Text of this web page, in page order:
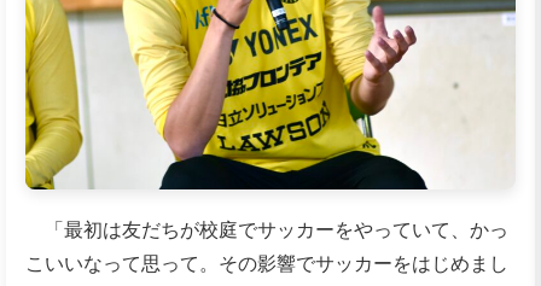
「最初は友だちが校庭でサッカーをやっていて、かっ
こいいなって思って。その影響でサッカーをはじめまし